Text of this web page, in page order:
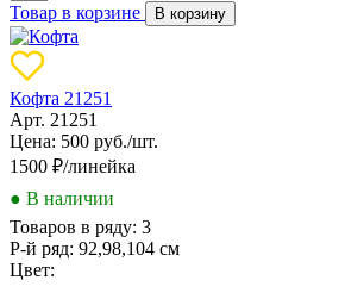
Товар в корзине
В корзину
Кофта 21251
Арт. 21251
Цена: 500 руб./шт.
1500 ₽/линейка
● В наличии
Товаров в ряду: 3
Р-й ряд: 92,98,104 см
Цвет: